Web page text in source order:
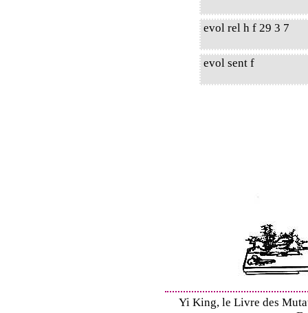
evol rel h f 29 3 7
evol sent f
Yi King, le Livre des